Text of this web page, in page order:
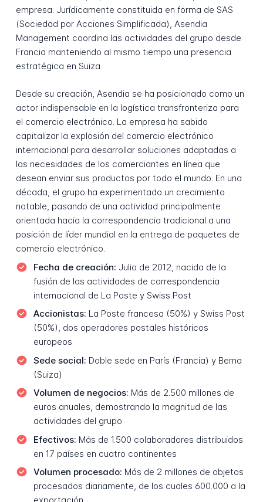
empresa. Jurídicamente constituida en forma de SAS
(Sociedad por Acciones Simplificada), Asendia
Management coordina las actividades del grupo desde
Francia manteniendo al mismo tiempo una presencia
estratégica en Suiza.
Desde su creación, Asendia se ha posicionado como un
actor indispensable en la logística transfronteriza para
el comercio electrónico. La empresa ha sabido
capitalizar la explosión del comercio electrónico
internacional para desarrollar soluciones adaptadas a
las necesidades de los comerciantes en línea que
desean enviar sus productos por todo el mundo. En una
década, el grupo ha experimentado un crecimiento
notable, pasando de una actividad principalmente
orientada hacia la correspondencia tradicional a una
posición de líder mundial en la entrega de paquetes de
comercio electrónico.
Fecha de creación: Julio de 2012, nacida de la
fusión de las actividades de correspondencia
internacional de La Poste y Swiss Post
Accionistas: La Poste francesa (50%) y Swiss Post
(50%), dos operadores postales históricos
europeos
Sede social: Doble sede en París (Francia) y Berna
(Suiza)
Volumen de negocios: Más de 2.500 millones de
euros anuales, demostrando la magnitud de las
actividades del grupo
Efectivos: Más de 1.500 colaboradores distribuidos
en 17 países en cuatro continentes
Volumen procesado: Más de 2 millones de objetos
procesados diariamente, de los cuales 600.000 a la